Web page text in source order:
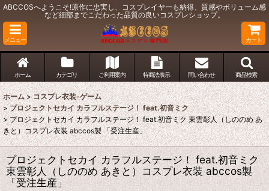
ABCCOSへようこそ!原作に忠実し、コスプレイヤーも納得、質感やボリューム感
など細部までこだわった品質の良いコスプレショップ。
メニュー カート
ホーム カテゴリ ご利用案内 特商法表示 問い合わせ 商品検索
ホーム > コスプレ衣装-ゲーム
> プロジェクトセカイ カラフルステージ！ feat.初音ミク
> プロジェクトセカイ カラフルステージ！ feat.初音ミク 東雲彰人（しののめ あ
きと）コスプレ衣装 abccos製 「受注生産」
プロジェクトセカイ カラフルステージ！ feat.初音ミク
東雲彰人（しののめ あきと）コスプレ衣装 abccos製
「受注生産」